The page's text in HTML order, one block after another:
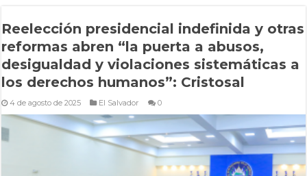
Reelección presidencial indefinida y otras
reformas abren “la puerta a abusos,
desigualdad y violaciones sistemáticas a
los derechos humanos”: Cristosal
4 de agosto de 2025 El Salvador 0